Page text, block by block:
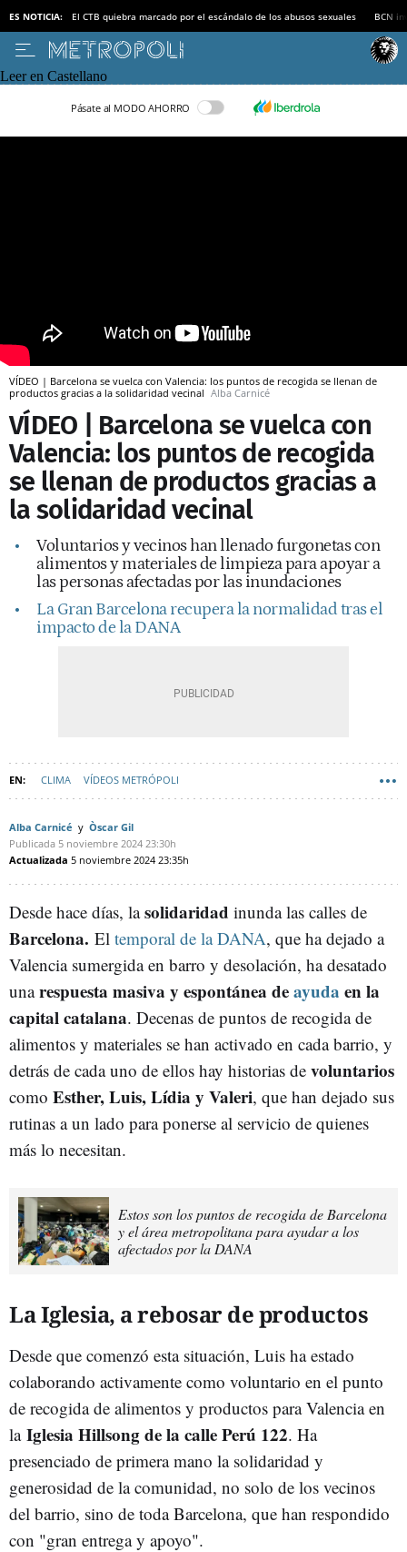
ES NOTICIA: El CTB quiebra marcado por el escándalo de los abusos sexuales BCN
Leer en Castellano
Pásate al MODO AHORRO
VÍDEO | Barcelona se vuelca con Valencia: los puntos de recogida se llenan de
productos gracias a la solidaridad vecinal Alba Carnicé
VÍDEO | Barcelona se vuelca con
Valencia: los puntos de recogida
se llenan de productos gracias a
la solidaridad vecinal
Voluntarios y vecinos han llenado furgonetas con
alimentos y materiales de limpieza para apoyar a
las personas afectadas por las inundaciones
La Gran Barcelona recupera la normalidad tras el
impacto de la DANA
CLIMA VÍDEOS METRÓPOLI
Alba Carnicé
Òscar Gil
Publicada 5 noviembre 2024 23:30h
Actualizada 5 noviembre 2024 23:35h
Desde hace días, lasolidaridad inunda las calles de
Barcelona. El temporal de la DANA, que ha dejado a
Valencia sumergida en barro y desolación, ha desatado
unarespuesta masiva y espontánea deayuda en la
capital catalana. Decenas de puntos de recogida de
alimentos y materiales se han activado en cada barrio, y
detrás de cada uno de ellos hay historias de voluntarios
como Esther, Luis, Lídia y Valeri, que han dejado sus
rutinas a un lado para ponerse al servicio de quienes
más lo necesitan.
Estos son los puntos de recogida de Barcelona
y el área metropolitana para ayudar a los
afectados por la DANA
La Iglesia, a rebosar de productos
Desde que comenzó esta situación, Luis ha estado
colaborando activamente como voluntario en el punto
de recogida de alimentos y productos para Valencia en
laIglesia Hillsong de la calle Perú 122. Ha
presenciado de primera mano la solidaridad y
generosidad de la comunidad, no solo de los vecinos
del barrio, sino de toda Barcelona, que han respondido
con "gran entrega y apoyo".